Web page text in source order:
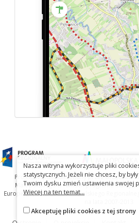
Projekt współfinansowany przez Urząd
Małopolskiego w ramach programu
Europejską w ramach Małopolskiego
Nasza witryna wykorzystuje pliki
statystycznych. Jeżeli nie chcesz, by
Twoim dysku zmień ustawienia swojej
Więcej na ten temat...
Akceptuję pliki cookies z tej strony